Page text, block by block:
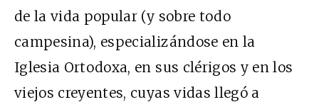
de la vida popular (y sobre todo
campesina), especializándose en la
Iglesia Ortodoxa, en sus clérigos y en los
viejos creyentes, cuyas vidas llegó a